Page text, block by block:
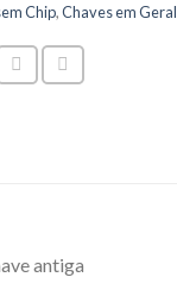
Chip,Chaves em Geral
antiga